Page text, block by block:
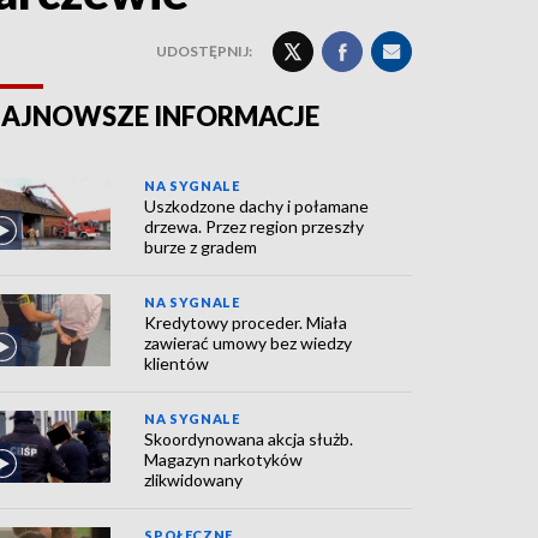
UDOSTĘPNIJ:
INFORMACJE
NA SYGNALE
Uszkodzone dachy i połamane
drzewa. Przez region przeszły
burze z gradem
NA SYGNALE
Kredytowy proceder. Miała
zawierać umowy bez wiedzy
klientów
NA SYGNALE
Skoordynowana akcja służb.
Magazyn narkotyków
zlikwidowany